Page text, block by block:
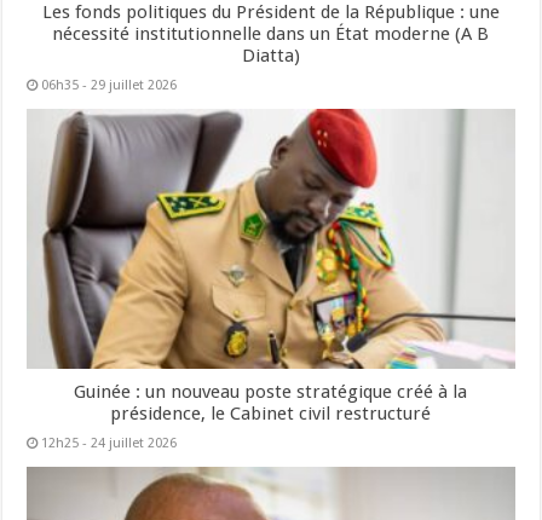
Les fonds politiques du Président de la République : une
nécessité institutionnelle dans un État moderne (A B
Diatta)
06h35 - 29 juillet 2026
Guinée : un nouveau poste stratégique créé à la
présidence, le Cabinet civil restructuré
12h25 - 24 juillet 2026